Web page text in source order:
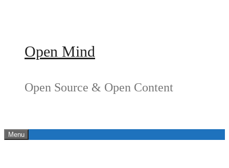
Open Mind
Open Source & Open Content
Menu